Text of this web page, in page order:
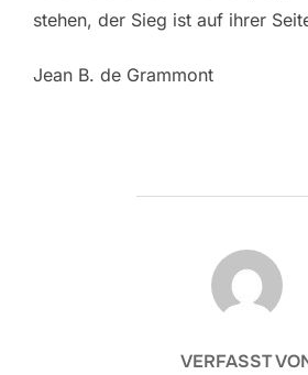
stehen, der Sieg ist auf ihrer
Jean B. de Grammont
BEITRAGSAUTOR
VERFASST